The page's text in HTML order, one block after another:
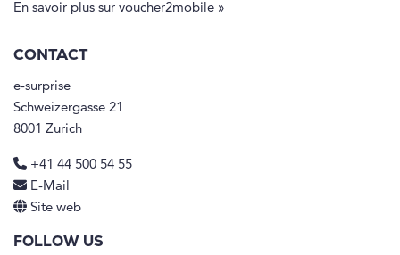
En savoir plus sur voucher2mobile »
CONTACT
e-surprise
Schweizergasse 21
8001 Zurich
+41 44 500 54 55
E-Mail
Site web
FOLLOW US